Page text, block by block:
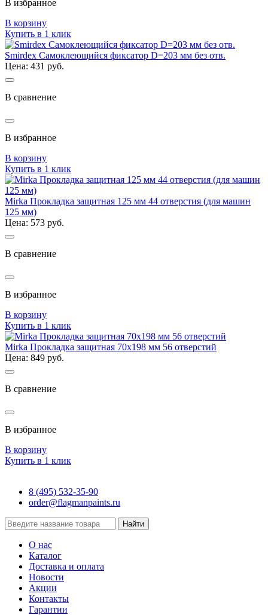
В избранное
В корзину
Купить в 1 клик
Smirdex Самоклеющийся фиксатор D=203 мм без отв.
Цена: 431 руб.
В сравнение
В избранное
В корзину
Купить в 1 клик
Mirka Прокладка защитная 125 мм 44 отверстия (для машин
125 мм)
Цена: 573 руб.
В сравнение
В избранное
В корзину
Купить в 1 клик
Mirka Прокладка защитная 70x198 мм 56 отверстий
Цена: 849 руб.
В сравнение
В избранное
В корзину
Купить в 1 клик
8 (495) 532-35-90
order@flagmanpaints.ru
Найти
О нас
Каталог
Доставка и оплата
Новости
Акции
Контакты
Гарантии